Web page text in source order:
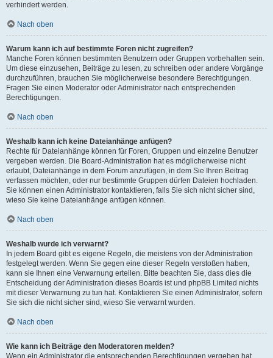
verhindert werden.
Nach oben
Warum kann ich auf bestimmte Foren nicht zugreifen?
Manche Foren können bestimmten Benutzern oder Gruppen vorbehalten sein.
Um diese einzusehen, Beiträge zu lesen, zu schreiben oder andere Vorgänge
durchzuführen, brauchen Sie möglicherweise besondere Berechtigungen.
Fragen Sie einen Moderator oder Administrator nach entsprechenden
Berechtigungen.
Nach oben
Weshalb kann ich keine Dateianhänge anfügen?
Rechte für Dateianhänge können für Foren, Gruppen und einzelne Benutzer
vergeben werden. Die Board-Administration hat es möglicherweise nicht
erlaubt, Dateianhänge in dem Forum anzufügen, in dem Sie Ihren Beitrag
verfassen möchten, oder nur bestimmte Gruppen dürfen Dateien hochladen.
Sie können einen Administrator kontaktieren, falls Sie sich nicht sicher sind,
wieso Sie keine Dateianhänge anfügen können.
Nach oben
Weshalb wurde ich verwarnt?
In jedem Board gibt es eigene Regeln, die meistens von der Administration
festgelegt werden. Wenn Sie gegen eine dieser Regeln verstoßen haben,
kann sie Ihnen eine Verwarnung erteilen. Bitte beachten Sie, dass dies die
Entscheidung der Administration dieses Boards ist und phpBB Limited nichts
mit dieser Verwarnung zu tun hat. Kontaktieren Sie einen Administrator, sofern
Sie sich die nicht sicher sind, wieso Sie verwarnt wurden.
Nach oben
Wie kann ich Beiträge den Moderatoren melden?
Wenn ein Administrator die entsprechenden Berechtigungen vergeben hat,